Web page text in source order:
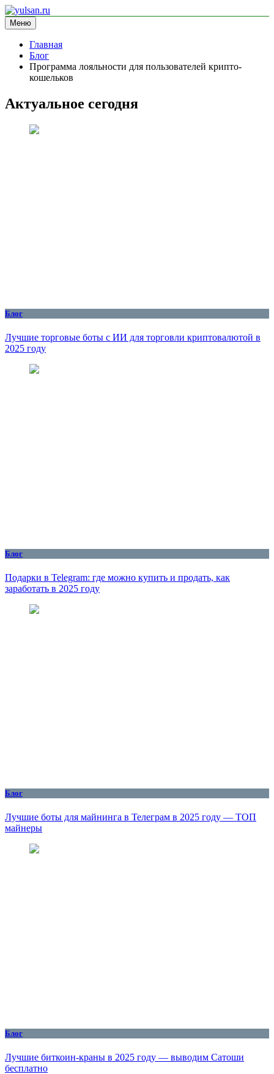
Перейти
к
содержимому
yulsan.ru
блог про криптовалюту
Меню
Главная
Блог
Программа лояльности для пользователей крипто-
кошельков
Актуальное сегодня
Блог
Лучшие торговые боты с ИИ для торговли криптовалютой в
2025 году
Блог
Подарки в Telegram: где можно купить и продать, как
заработать в 2025 году
Блог
Лучшие боты для майнинга в Телеграм в 2025 году — ТОП
майнеры
Блог
Лучшие биткоин-краны в 2025 году — выводим Сатоши
бесплатно